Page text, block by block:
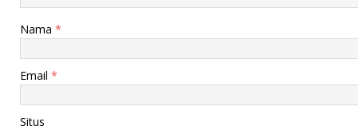
Nama *
Email *
Situs